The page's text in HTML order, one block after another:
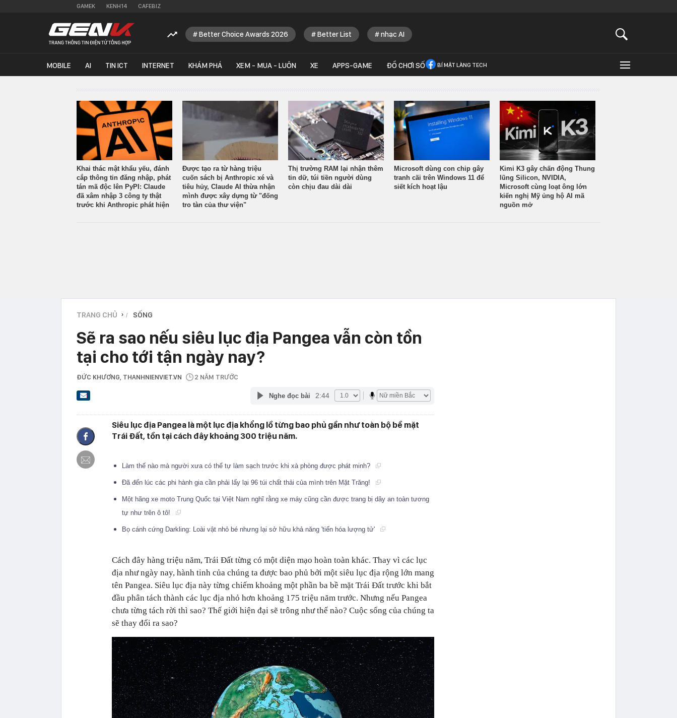
GAMEK KENH14 CAFEBIZ
Better Choice Awards 2026 Better List nhạc AI
MOBILE AI TIN ICT INTERNET KHÁM PHÁ XEM - MUA - LUÔN XE APPS-GAME ĐỒ CHƠI SỐ BÍ MẬT LÀNG TECH
Khai thác mật khẩu yếu, đánh
cắp thông tin đăng nhập, phát
tán mã độc lên PyPI: Claude
đã xâm nhập 3 công ty thật
trước khi Anthropic phát hiện
Được tạo ra từ hàng triệu
cuốn sách bị Anthropic xé và
tiêu hủy, Claude AI thừa nhận
mình được xây dựng từ "đống
tro tàn của thư viện"
Thị trường RAM lại nhận thêm
tin dữ, túi tiền người dùng
còn chịu đau dài dài
Microsoft dùng con chip gây
tranh cãi trên Windows 11 để
siết kích hoạt lậu
Kimi K3 gây chấn động Thung
lũng Silicon, NVIDIA,
Microsoft cùng loạt ông lớn
kiến nghị Mỹ ủng hộ AI mã
nguồn mở
TRANG CHỦ › SỐNG
Sẽ ra sao nếu siêu lục địa Pangea vẫn còn tồn
tại cho tới tận ngày nay?
ĐỨC KHƯƠNG , THANHNIENVIET.VN 2 NĂM TRƯỚC
Nghe đọc bài 2:44
Siêu lục địa Pangea là một lục địa khổng lồ từng bao phủ gần như toàn bộ bề mặt
Trái Đất, tồn tại cách đây khoảng 300 triệu năm.
Làm thế nào mà người xưa có thể tự làm sạch trước khi xà phòng được phát minh?
Đã đến lúc các phi hành gia cần phải lấy lại 96 túi chất thải của mình trên Mặt Trăng!
Một hãng xe moto Trung Quốc tại Việt Nam nghĩ rằng xe máy cũng cần được trang bị dây an toàn tương
tự như trên ô tô!
Bọ cánh cứng Darkling: Loài vật nhỏ bé nhưng lại sở hữu khả năng 'tiến hóa lượng tử'
Cách đây hàng triệu năm, Trái Đất từng có một diện mạo hoàn toàn khác. Thay vì các lục
địa như ngày nay, hành tinh của chúng ta được bao phủ bởi một siêu lục địa rộng lớn mang
tên Pangea. Siêu lục địa này từng chiếm khoảng một phần ba bề mặt Trái Đất trước khi bắt
đầu phân tách thành các lục địa nhỏ hơn khoảng 175 triệu năm trước. Nhưng nếu Pangea
chưa từng tách rời thì sao? Thế giới hiện đại sẽ trông như thế nào? Cuộc sống của chúng ta
sẽ thay đổi ra sao?